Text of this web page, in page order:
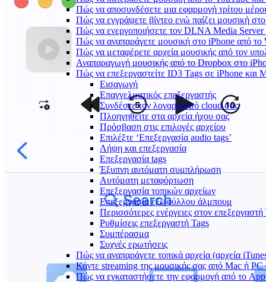
Πώς να αποσυνδέσετε μια εφαρμογή τρίτου
Πώς να εγγράψετε βίντεο ενώ παίζει μουσική
Πώς να ενεργοποιήσετε τον DLNA Media
Πώς να αναπαράγετε μουσική στο iPhone από
Πώς να μεταφέρετε αρχεία μουσικής από τον
Αναπαραγωγή μουσικής από το Dropbox στο
Πώς να επεξεργαστείτε ID3 Tags σε iPhone και
Εισαγωγή
Επαγγελματικός επεξεργαστής
Συνδέστε τον λογαριασμό cloud σας
Πλοηγηθείτε στα αρχεία ήχου σας
Πρόσβαση στις επιλογές αρχείου
Επιλέξτε ‘Επεξεργασία audio tags’
Λήψη και επεξεργασία
Επεξεργασία tags
Έξυπνη αυτόματη συμπλήρωση
Αυτόματη μεταφόρτωση
Επεξεργασία τοπικών αρχείων
Επεξεργασία εξωφύλλου άλμπουμ
Περισσότερες ενέργειες στον επεξεργαστή
Ρυθμίσεις επεξεργαστή Tags
Συμπέρασμα
Συχνές ερωτήσεις
Πώς να αναπαράγετε τοπικά αρχεία (αρχεία
Κάντε streaming της μουσικής σας από Mac ή
Πώς να εγκαταστήσετε την εφαρμογή από το